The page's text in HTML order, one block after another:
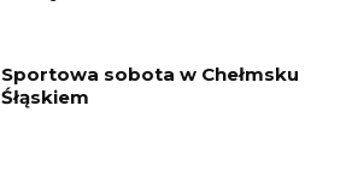
Sportowa sobota w Chełmsku
Śłąskiem